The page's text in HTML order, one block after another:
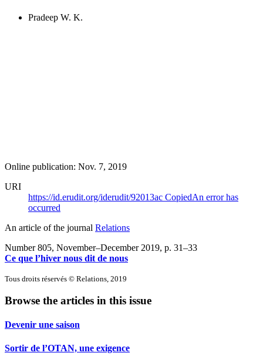
Pradeep W. K.
Online publication: Nov. 7, 2019
URI
https://id.erudit.org/iderudit/92013ac CopiedAn error has
occurred
An article of the journal Relations
Number 805, November–December 2019, p. 31–33
Ce que l’hiver nous dit de nous
Tous droits réservés © Relations, 2019
Browse the articles in this issue
Devenir une saison
Sortir de l’OTAN, une exigence